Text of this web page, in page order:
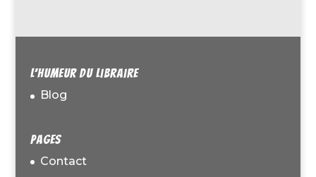
L’humeur du libraire
Blog
Pages
Contact